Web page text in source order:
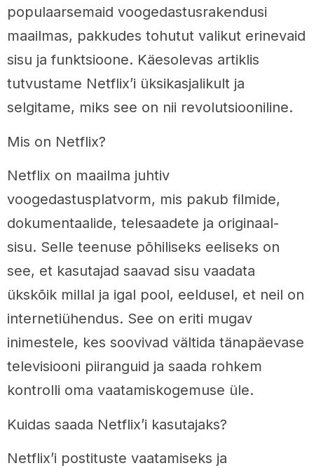
populaarsemaid voogedastusrakendusi
maailmas, pakkudes tohutut valikut erinevaid
sisu ja funktsioone. Käesolevas artiklis
tutvustame Netflix’i üksikasjalikult ja
selgitame, miks see on nii revolutsiooniline.
Mis on Netflix?
Netflix on maailma juhtiv
voogedastusplatvorm, mis pakub filmide,
dokumentaalide, telesaadete ja originaal-
sisu. Selle teenuse põhiliseks eeliseks on
see, et kasutajad saavad sisu vaadata
ükskõik millal ja igal pool, eeldusel, et neil on
internetiühendus. See on eriti mugav
inimestele, kes soovivad vältida tänapäevase
televisiooni piiranguid ja saada rohkem
kontrolli oma vaatamiskogemuse üle.
Kuidas saada Netflix’i kasutajaks?
Netflix’i postituste vaatamiseks ja